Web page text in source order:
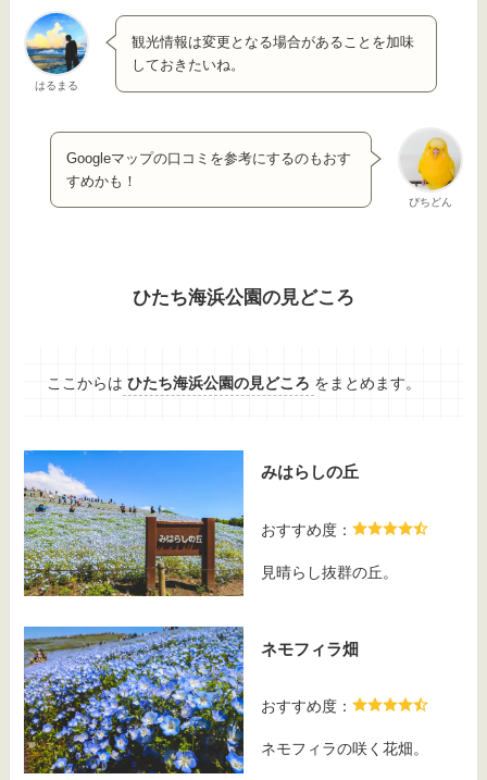
はるまる
観光情報は変更となる場合があることを加味
しておきたいね。
ぴちどん
Googleマップの口コミを参考にするのもおす
すめかも！
ひたち海浜公園の見どころ
ここからは ひたち海浜公園の見どころ をまとめます。
みはらしの丘
おすすめ度：
見晴らし抜群の丘。
ネモフィラ畑
おすすめ度：
ネモフィラの咲く花畑。